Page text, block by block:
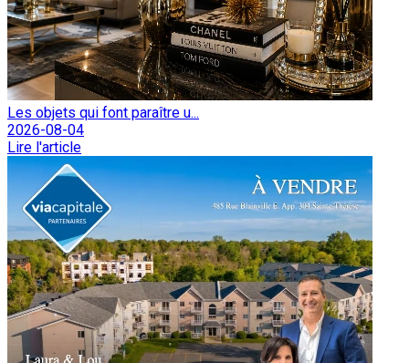
Les objets qui font paraître u...
2026-08-04
Lire l'article